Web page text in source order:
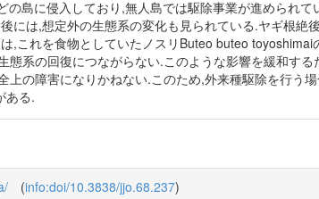
島に侵入しており,無人島では駆除事業が進められ
には,想定外の生態系の変化も見られている.ヤギ根絶
,これを食物としていたノスリButeo buteo
系の回復につながらない.このような影響を緩和す
の障害になりかねない.このため,外来種駆除を行う
ある.
(info:doi/10.3838/jjo.68.237)